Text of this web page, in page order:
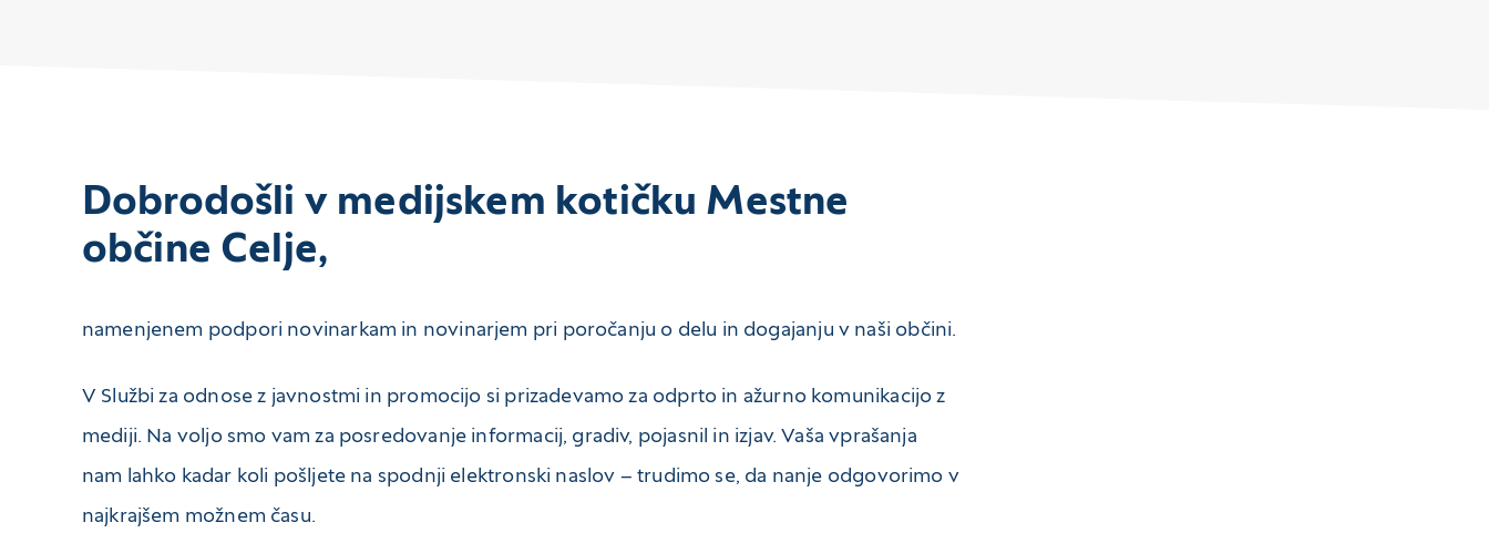
Dobrodošli v medijskem kotičku Mestne
občine Celje,
namenjenem podpori novinarkam in novinarjem pri poročanju o delu in dogajanju v naši občini.
V Službi za odnose z javnostmi in promocijo si prizadevamo za odprto in ažurno komunikacijo z
mediji. Na voljo smo vam za posredovanje informacij, gradiv, pojasnil in izjav. Vaša vprašanja
nam lahko kadar koli pošljete na spodnji elektronski naslov – trudimo se, da nanje odgovorimo v
najkrajšem možnem času.